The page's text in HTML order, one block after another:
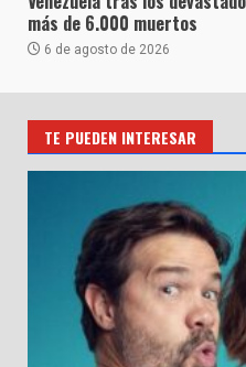
más de 6.000 muertos
6 de agosto de 2026
TE PUEDEN INTERESAR